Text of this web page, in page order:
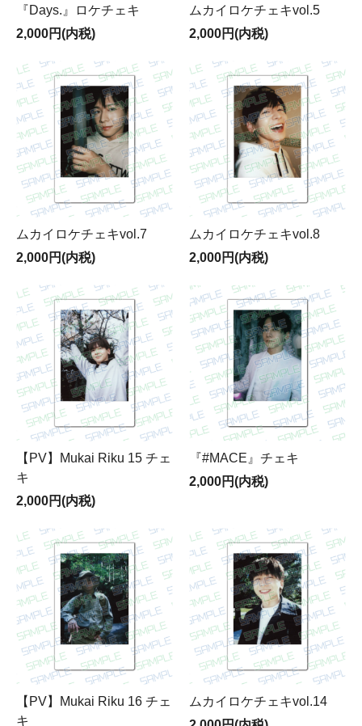
『Days.』ロケチェキ
2,000円(内税)
ムカイロケチェキvol.5
2,000円(内税)
ムカイロケチェキvol.7
2,000円(内税)
ムカイロケチェキvol.8
2,000円(内税)
【PV】Mukai Riku 15 チェ
キ
2,000円(内税)
『#MACE』チェキ
2,000円(内税)
【PV】Mukai Riku 16 チェ
キ
ムカイロケチェキvol.14